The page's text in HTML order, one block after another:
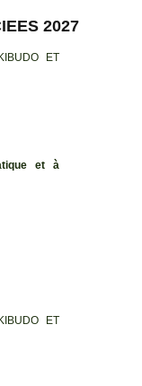
2027
ET
et à
ET